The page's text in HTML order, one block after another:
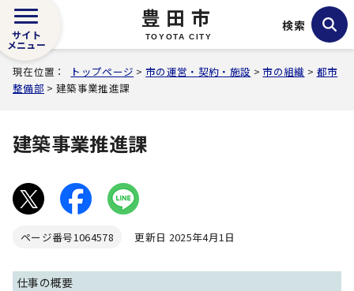
豊田市
TOYOTA CITY
サイト
メニュー
検索
現在位置： トップページ >市の運営・契約・施設 >市の組織 > 都市
整備部 > 建築事業推進課
建築事業推進課
ページ番号1064578 更新日 2025年4月1日
仕事の概要